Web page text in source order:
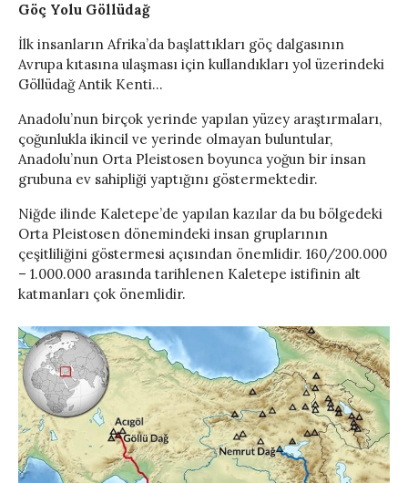
Göç Yolu Göllüdağ
İlk insanların Afrika’da başlattıkları göç dalgasının
Avrupa kıtasına ulaşması için kullandıkları yol üzerindeki
Göllüdağ Antik Kenti…
Anadolu’nun birçok yerinde yapılan yüzey araştırmaları,
çoğunlukla ikincil ve yerinde olmayan buluntular,
Anadolu’nun Orta Pleistosen boyunca yoğun bir insan
grubuna ev sahipliği yaptığını göstermektedir.
Niğde ilinde Kaletepe’de yapılan kazılar da bu bölgedeki
Orta Pleistosen dönemindeki insan gruplarının
çeşitliliğini göstermesi açısından önemlidir. 160/200.000
– 1.000.000 arasında tarihlenen Kaletepe istifinin alt
katmanları çok önemlidir.